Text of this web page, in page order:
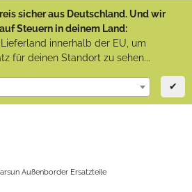
sicher aus Deutschland. Und wir
Steuern in deinem Land:
innerhalb der EU, um
für deinen Standort zu sehen...
✔
Außenborder Ersatzteile